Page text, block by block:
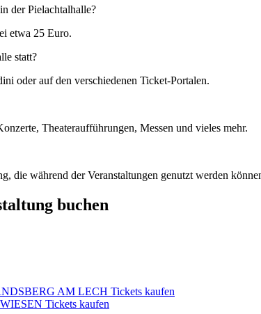
der Pielachtalhalle?
etwa 25 Euro.
statt?
oder auf den verschiedenen Ticket-Portalen.
Theateraufführungen, Messen und vieles mehr.
die während der Veranstaltungen genutzt werden
buchen
AM LECH Tickets kaufen
Tickets kaufen